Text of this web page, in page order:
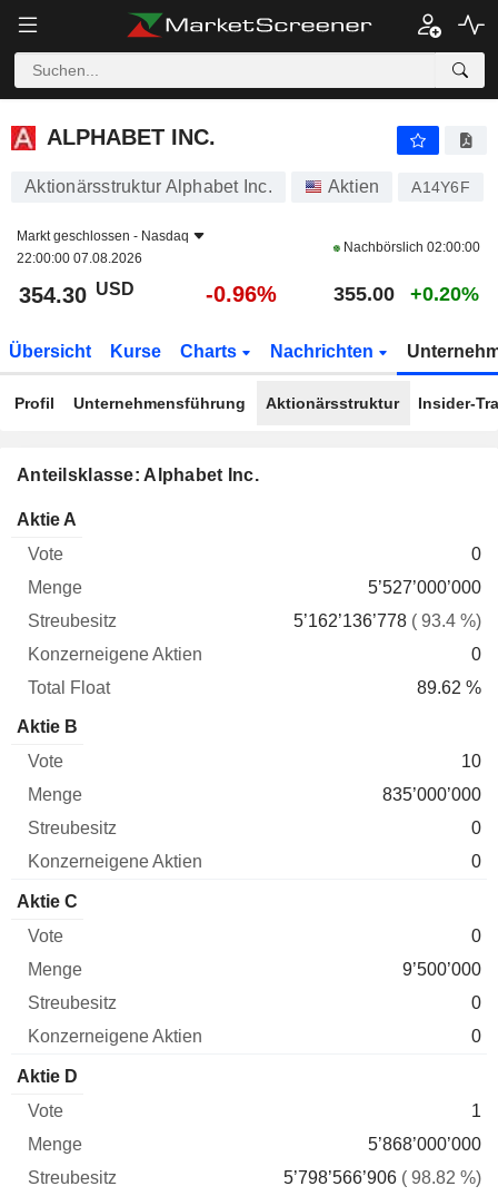
ALPHABET INC.
ALPHABET INC.
Aktionärsstruktur Alphabet Inc. Aktien A14Y6F
Markt geschlossen - Nasdaq
22:00:00 07.08.2026
Nachbörslich 02:00:00
354.30 USD -0.96% 355.00 +0.20%
Übersicht Kurse Charts Nachrichten
Profil Unternehmensführung Aktionärsstruktur Insider-
Anteilsklasse: Alphabet Inc.
Aktie A
0
5’527’000’000
5’162’136’778 ( 93.4 %)
0
89.62 %
Aktie B
10
835’000’000
0
0
Aktie C
0
9’500’000
0
0
Aktie D
1
5’868’000’000
5’798’566’906 ( 98.82 %)